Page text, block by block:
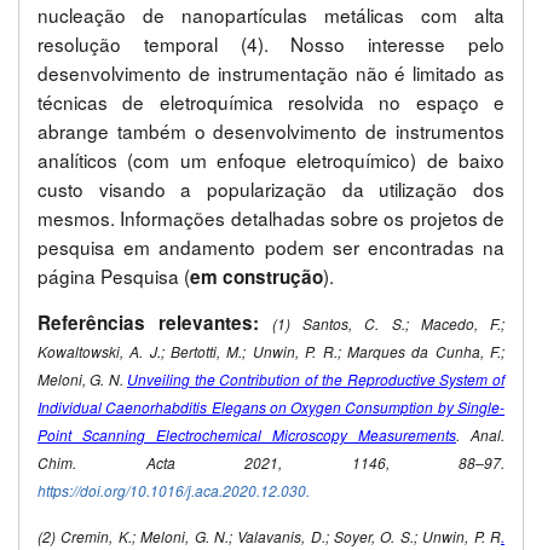
nucleação de nanopartículas metálicas com alta
resolução temporal (4). Nosso interesse pelo
desenvolvimento de instrumentação não é limitado as
técnicas de eletroquímica resolvida no espaço e
abrange também o desenvolvimento de instrumentos
analíticos (com um enfoque eletroquímico) de baixo
custo visando a popularização da utilização dos
mesmos. Informações detalhadas sobre os projetos de
pesquisa em andamento podem ser encontradas na
página Pesquisa (em construção).
Referências relevantes:
(1) Santos, C. S.; Macedo, F.;
Kowaltowski, A. J.; Bertotti, M.; Unwin, P. R.; Marques da Cunha, F.;
Meloni, G. N. Unveiling the Contribution of the Reproductive System of
Individual Caenorhabditis Elegans on Oxygen Consumption by Single-
Point Scanning Electrochemical Microscopy Measurements. Anal.
Chim. Acta 2021, 1146, 88–97.
https://doi.org/10.1016/j.aca.2020.12.030.
(2) Cremin, K.; Meloni, G. N.; Valavanis, D.; Soyer, O. S.; Unwin, P. R.